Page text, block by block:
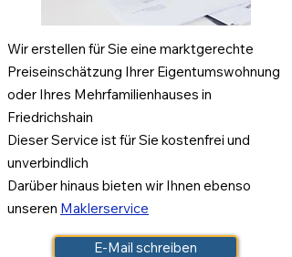
Wir erstellen für Sie eine marktgerechte
Preiseinschätzung Ihrer Eigentumswohnung
oder Ihres Mehrfamilienhauses in
Friedrichshain
Dieser Service ist für Sie kostenfrei und
unverbindlich
Darüber hinaus bieten wir Ihnen ebenso
unseren Maklerservice
E-Mail schreiben